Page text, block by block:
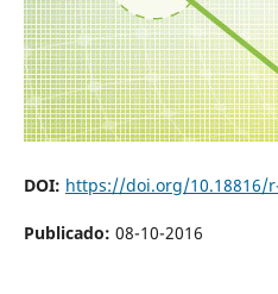
DOI: https://doi.org/10.18816/
Publicado: 08-10-2016